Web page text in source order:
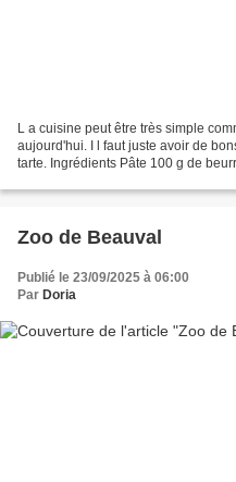
L a cuisine peut être très simple
aujourd'hui. I l faut juste avoir de
tarte. Ingrédients Pâte 100 g de
Zoo de Beauval
Publié le 23/09/2025 à 06:00
Par Doria